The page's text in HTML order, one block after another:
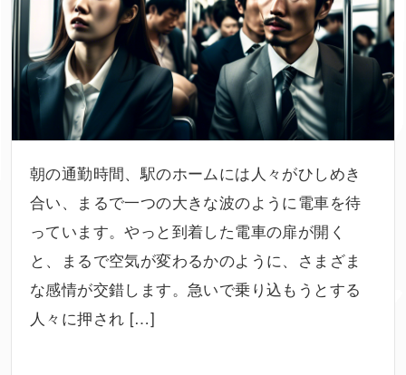
朝の通勤時間、駅のホームには人々がひしめき
合い、まるで一つの大きな波のように電車を待
っています。やっと到着した電車の扉が開く
と、まるで空気が変わるかのように、さまざま
な感情が交錯します。急いで乗り込もうとする
人々に押され […]